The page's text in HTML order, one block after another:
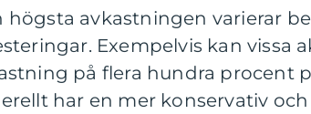
högsta avkastningen varierar
Exempelvis kan vissa
på flera hundra procent
har en mer konservativ